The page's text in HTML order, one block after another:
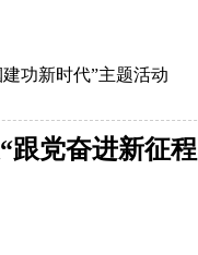
功新时代”主题活动
跟党奋进新征